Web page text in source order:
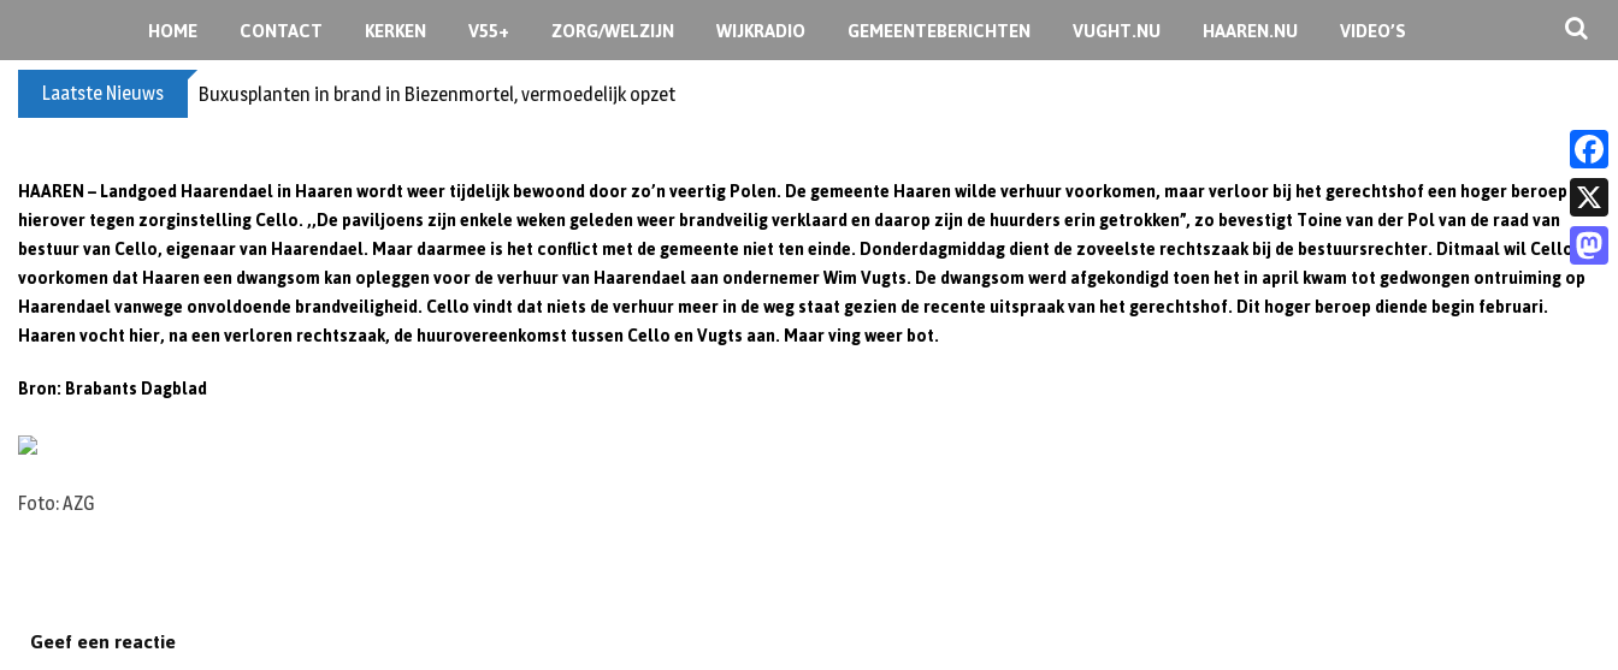
content
HOME CONTACT KERKEN V55+ ZORG/WELZIJN WIJKRADIO GEMEENTEBERICHTEN VUGHT.NU HAAREN.NU VIDEO’S
Laatste Nieuws Buxusplanten in brand in Biezenmortel, vermoedelijk opzet
HAAREN – Landgoed Haarendael in Haaren wordt weer tijdelijk bewoond door zo’n veertig Polen. De gemeente Haaren wilde verhuur voorkomen, maar verloor bij het gerechtshof een hoger beroep
hierover tegen zorginstelling Cello. ,,De paviljoens zijn enkele weken geleden weer brandveilig verklaard en daarop zijn de huurders erin getrokken”, zo bevestigt Toine van der Pol van de raad van
bestuur van Cello, eigenaar van Haarendael. Maar daarmee is het conflict met de gemeente niet ten einde. Donderdagmiddag dient de zoveelste rechtszaak bij de bestuursrechter. Ditmaal wil Cello
voorkomen dat Haaren een dwangsom kan opleggen voor de verhuur van Haarendael aan ondernemer Wim Vugts. De dwangsom werd afgekondigd toen het in april kwam tot gedwongen ontruiming op
Haarendael vanwege onvoldoende brandveiligheid. Cello vindt dat niets de verhuur meer in de weg staat gezien de recente uitspraak van het gerechtshof. Dit hoger beroep diende begin februari.
Haaren vocht hier, na een verloren rechtszaak, de huurovereenkomst tussen Cello en Vugts aan. Maar ving weer bot.
Bron: Brabants Dagblad
Foto: AZG
Geef een reactie
F
a
c
X
M